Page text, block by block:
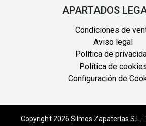
APARTADOS
Condiciones de
Aviso legal
Política de
Política de
Configuración de
Copyright 2026 Silmos Zapaterías S.L.